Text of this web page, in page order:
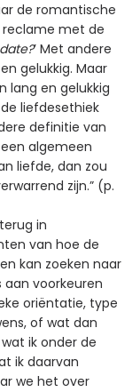
de romantische
reclame met de
’ Met andere
gelukkig. Maar
lang en gelukkig
liefdesethiek
definitie van
algemeen
liefde, dan zou
zijn.” (p.
in
van hoe de
kan zoeken naar
aan voorkeuren
oriëntatie, type
of wat dan
ik onder de
ik daarvan
we het over